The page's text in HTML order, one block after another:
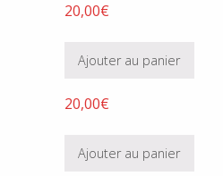
20,00€
Ajouter au panier
20,00€
Ajouter au panier